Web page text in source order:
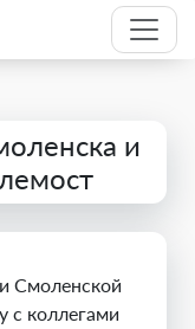
и
Смоленской
с коллегами